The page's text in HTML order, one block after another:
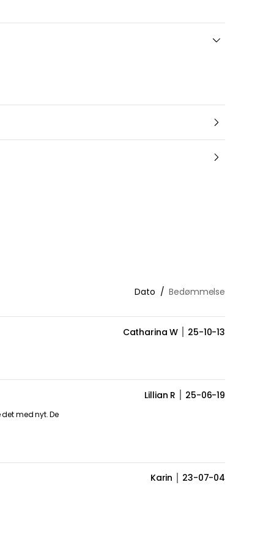
Dato Bedømmelse
Catharina W 25-10-13
Lillian R 25-06-19
med nyt. De
Karin 23-07-04